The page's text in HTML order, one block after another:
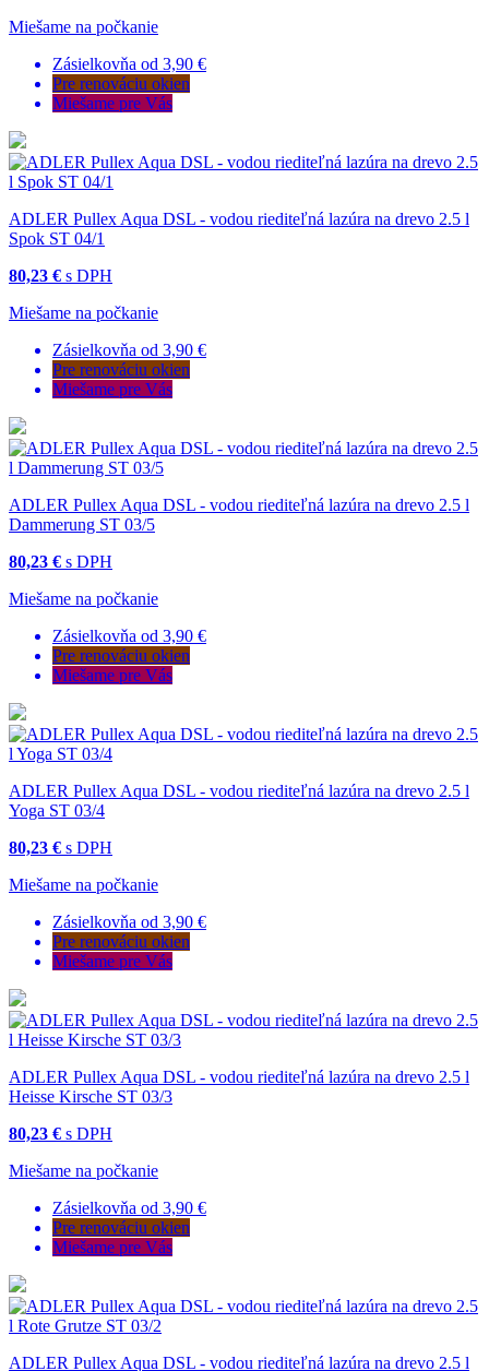
Miešame na počkanie
Zásielkovňa od 3,90 €
Pre renováciu okien
Miešame pre Vás
ADLER Pullex Aqua DSL - vodou riediteľná lazúra na drevo 2.5 l
Spok ST 04/1
80,23 € s DPH
Miešame na počkanie
Zásielkovňa od 3,90 €
Pre renováciu okien
Miešame pre Vás
ADLER Pullex Aqua DSL - vodou riediteľná lazúra na drevo 2.5 l
Dammerung ST 03/5
80,23 € s DPH
Miešame na počkanie
Zásielkovňa od 3,90 €
Pre renováciu okien
Miešame pre Vás
ADLER Pullex Aqua DSL - vodou riediteľná lazúra na drevo 2.5 l
Yoga ST 03/4
80,23 € s DPH
Miešame na počkanie
Zásielkovňa od 3,90 €
Pre renováciu okien
Miešame pre Vás
ADLER Pullex Aqua DSL - vodou riediteľná lazúra na drevo 2.5 l
Heisse Kirsche ST 03/3
80,23 € s DPH
Miešame na počkanie
Zásielkovňa od 3,90 €
Pre renováciu okien
Miešame pre Vás
ADLER Pullex Aqua DSL - vodou riediteľná lazúra na drevo 2.5 l